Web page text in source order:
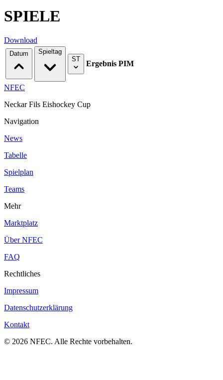
SPIELE
Download
Datum
Spieltag
ST
Ergebnis PIM
NFEC
Neckar Fils Eishockey Cup
Navigation
News
Tabelle
Spielplan
Teams
Mehr
Marktplatz
Über NFEC
FAQ
Rechtliches
Impressum
Datenschutzerklärung
Kontakt
© 2026 NFEC. Alle Rechte vorbehalten.